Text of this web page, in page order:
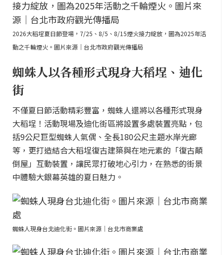
2026大稻埕夏日節登場，7/25、8/5、8/15煙火接力綻放，圖為2025年活
動之千輪煙火。圖片來源｜台北市政府觀光傳播局
蜘蛛人以各種形式現身大稻埕、迪化
街
不僅夏日節活動精彩豐富，蜘蛛人還將以各種形式現身
大稻埕！活動現場及迪化街區將設置多處裝置亮點，包
括9公尺巨型蜘蛛人氣偶、全長180公尺主題水岸光廊
等，更打造結合大稻埕復古建築與在地元素的「復古顛
倒屋」互動裝置，讓民眾打破地心引力，在熟悉的街景
中體驗大銀幕英雄的夏日魅力。
蜘蛛人現身台北迪化街。圖片來源｜台北市商業處